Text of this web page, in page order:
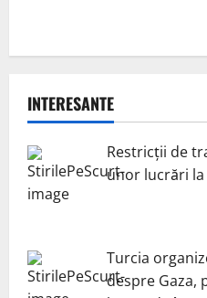
INTERESANTE
Restricții de
unor lucrări
Turcia
despre Gaza,